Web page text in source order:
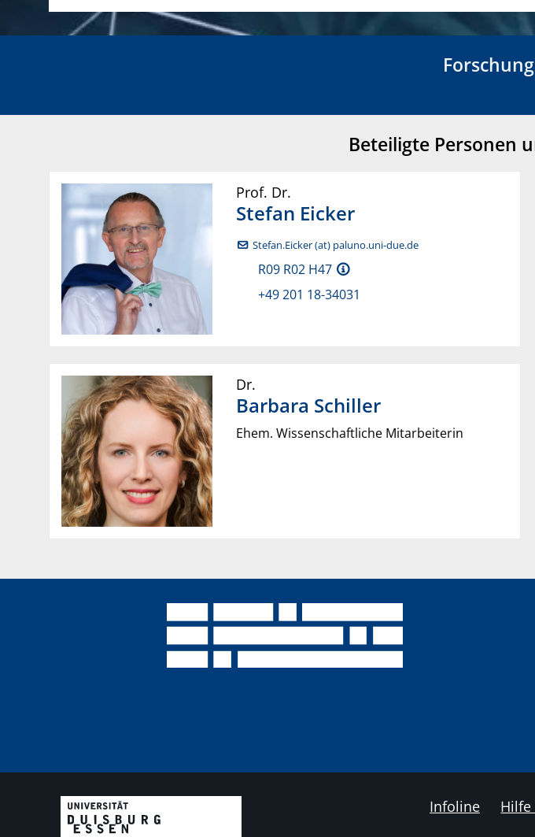
Beteiligte Personen
Prof. Dr.
Stefan Eicker
Stefan.Eicker (at) paluno.uni-due.de
R09 R02 H47
+49 201 18-34031
Dr.
Barbara Schiller
Ehem. Wissenschaftliche Mitarbeiterin
Infoline